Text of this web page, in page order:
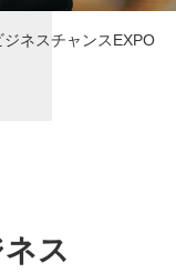
ネスチャンスEXPO
ス